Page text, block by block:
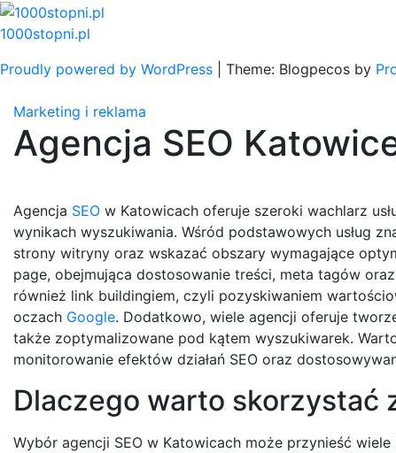
Skip
to
1000stopni.pl
Proudly powered by WordPress
Theme: Blogpecos by
Marketing i reklama
Agencja SEO
Agencja SEO w Katowicach oferuje szeroki wachlarz
wynikach wyszukiwania. Wśród podstawowych usług
strony witryny oraz wskazać obszary wymagające
page, obejmująca dostosowanie treści, meta tagów
również link buildingiem, czyli pozyskiwaniem
oczach Google. Dodatkowo, wiele agencji oferuje
także zoptymalizowane pod kątem wyszukiwarek.
monitorowanie efektów działań SEO oraz
Dlaczego warto skorzystać
Wybór agencji SEO w Katowicach może przynieść